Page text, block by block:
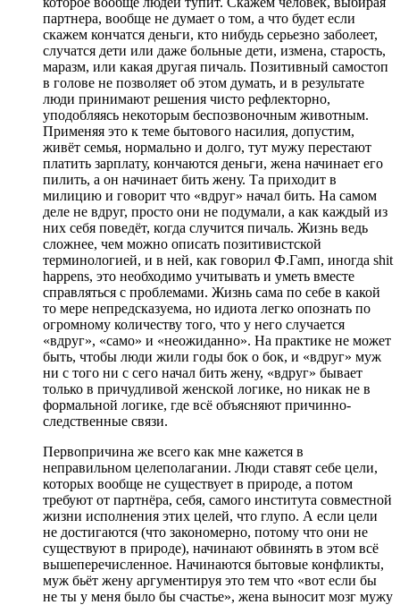
партнера, вообще не думает о том, а что будет если
скажем кончатся деньги, кто нибудь серьезно заболеет,
случатся дети или даже больные дети, измена, старость,
маразм, или какая другая пичаль. Позитивный самостоп
в голове не позволяет об этом думать, и в результате
люди принимают решения чисто рефлекторно,
уподобляясь некоторым беспозвоночным животным.
Применяя это к теме бытового насилия, допустим,
живёт семья, нормально и долго, тут мужу перестают
платить зарплату, кончаются деньги, жена начинает его
пилить, а он начинает бить жену. Та приходит в
милицию и говорит что «вдруг» начал бить. На самом
деле не вдруг, просто они не подумали, а как каждый из
них себя поведёт, когда случится пичаль. Жизнь ведь
сложнее, чем можно описать позитивистской
терминологией, и в ней, как говорил Ф.Гамп, иногда shit
happens, это необходимо учитывать и уметь вместе
справляться с проблемами. Жизнь сама по себе в какой
то мере непредсказуема, но идиота легко опознать по
огромному количеству того, что у него случается
«вдруг», «само» и «неожиданно». На практике не может
быть, чтобы люди жили годы бок о бок, и «вдруг» муж
ни с того ни с сего начал бить жену, «вдруг» бывает
только в причудливой женской логике, но никак не в
формальной логике, где всё объясняют причинно-
следственные связи.
Первопричина же всего как мне кажется в
неправильном целеполагании. Люди ставят себе цели,
которых вообще не существует в природе, а потом
требуют от партнёра, себя, самого института совместной
жизни исполнения этих целей, что глупо. А если цели
не достигаются (что закономерно, потому что они не
существуют в природе), начинают обвинять в этом всё
вышеперечисленное. Начинаются бытовые конфликты,
муж бьёт жену аргументируя это тем что «вот если бы
не ты у меня было бы счастье», жена выносит мозг мужу